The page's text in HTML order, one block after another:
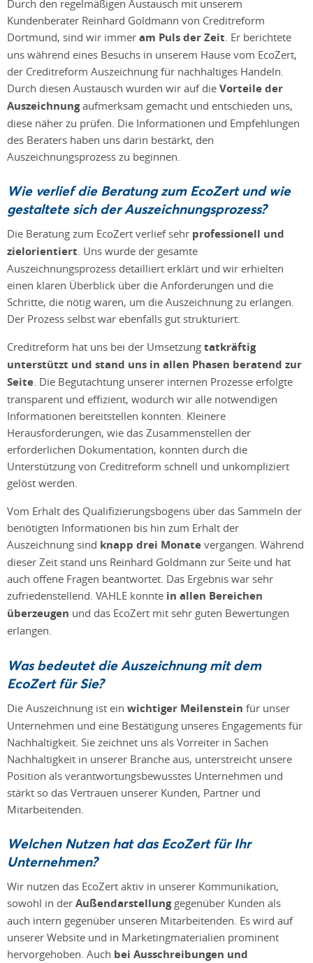
Durch den regelmäßigen Austausch mit unserem
Kundenberater Reinhard Goldmann von Creditreform
Dortmund, sind wir immer am Puls der Zeit. Er berichtete
uns während eines Besuchs in unserem Hause vom EcoZert,
der Creditreform Auszeichnung für nachhaltiges Handeln.
Durch diesen Austausch wurden wir auf die Vorteile der
Auszeichnungaufmerksam gemacht und entschieden uns,
diese näher zu prüfen. Die Informationen und Empfehlungen
des Beraters haben uns darin bestärkt, den
Auszeichnungsprozess zu beginnen.
Wie verlief die Beratung zum EcoZert und wie
gestaltete sich der Auszeichnungsprozess?
Die Beratung zum EcoZert verlief sehr professionell und
zielorientiert. Uns wurde der gesamte
Auszeichnungsprozess detailliert erklärt und wir erhielten
einen klaren Überblick über die Anforderungen und die
Schritte, die nötig waren, um die Auszeichnung zu erlangen.
Der Prozess selbst war ebenfalls gut strukturiert.
Creditreform hat uns bei der Umsetzung tatkräftig
unterstützt und stand uns in allen Phasen beratend zur
Seite. Die Begutachtung unserer internen Prozesse erfolgte
transparent und effizient, wodurch wir alle notwendigen
Informationen bereitstellen konnten. Kleinere
Herausforderungen, wie das Zusammenstellen der
erforderlichen Dokumentation, konnten durch die
Unterstützung von Creditreform schnell und unkompliziert
gelöst werden.
Vom Erhalt des Qualifizierungsbogens über das Sammeln der
benötigten Informationen bis hin zum Erhalt der
Auszeichnung sind knapp drei Monate vergangen. Während
dieser Zeit stand uns Reinhard Goldmann zur Seite und hat
auch offene Fragen beantwortet. Das Ergebnis war sehr
zufriedenstellend. VAHLE konnte in allen Bereichen
überzeugen und das EcoZert mit sehr guten Bewertungen
erlangen.
Was bedeutet die Auszeichnung mit dem
EcoZert für Sie?
Die Auszeichnung ist ein wichtiger Meilenstein für unser
Unternehmen und eine Bestätigung unseres Engagements für
Nachhaltigkeit. Sie zeichnet uns als Vorreiter in Sachen
Nachhaltigkeit in unserer Branche aus, unterstreicht unsere
Position als verantwortungsbewusstes Unternehmen und
stärkt so das Vertrauen unserer Kunden, Partner und
Mitarbeitenden.
Welchen Nutzen hat das EcoZert für Ihr
Unternehmen?
Wir nutzen das EcoZert aktiv in unserer Kommunikation,
sowohl in der Außendarstellunggegenüber Kunden als
auch intern gegenüber unseren Mitarbeitenden. Es wird auf
unserer Website und in Marketingmaterialien prominent
hervorgehoben. Auch bei Ausschreibungen und